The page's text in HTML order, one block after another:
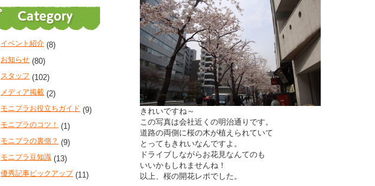
きれいですね～
この写真は会社近くの明治通りです。
道路の両側に桜の木が植えられていて
とってもきれいなんですよ。
ドライブしながらお花見なんてのも
いいかもしれませんね！
以上、桜の開花レポでした。
イベント紹介 (8)
お知らせ (80)
スタッフ (102)
メディア掲載 (2)
モニプラお役立ちガイド (9)
モニプラのコツ！ (1)
モニプラの裏側？ (9)
モニプラ豆知識 (13)
優秀記事ピックアップ (11)